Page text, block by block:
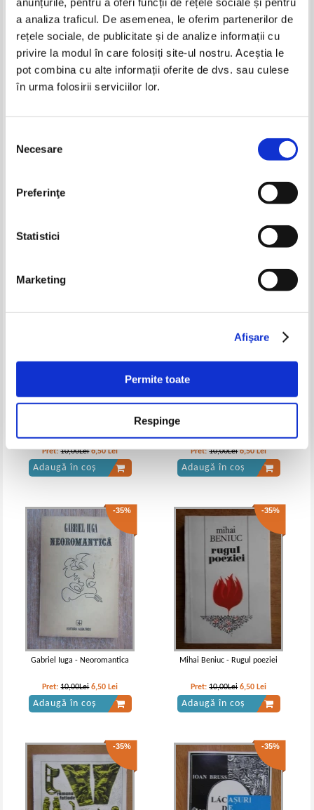
a analiza traficul. De asemenea, le oferim partenerilor de
rețele sociale, de publicitate și de analize informații cu
privire la modul în care folosiți site-ul nostru. Aceștia le
pot combina cu alte informații oferite de dvs. sau culese
în urma folosirii serviciilor lor.
consimțământului
Necesare
Preferinţe
Statistici
Marketing
Afişare
Permite toate
Respinge
Pret:
Lei
1930
Adaugă în coș
-35%
Poezii. Versuri originale. Talmaciri
Pret:
Adaugă în coș
St. O. Iosif - Poezii
10,00Lei
Adaugă în coș
St. O. Iosif - Poezii, 1893-1908
IN STOC
Pret:75,00Lei48,75
Adaugă în coș
-35% -35%
Produse din aceeasi categorie
-35%
Petre Got - Lumina amara
Adaugă în coș
-35%
Vasile Igna - Fum si ninsoare
Pret:10,00Lei 6,50 Lei
Adaugă în coș
-35%
Pret:10,00Lei 6,50 Lei
Adaugă în coș
-35%
Gabriel Iuga - Neoromantica
Pret:10,00Lei 6,50 Lei
Adaugă în coș
-35%
Mihai Beniuc - Rugul poeziei
Pret:10,00Lei 6,50 Lei
Adaugă în coș
-35% -35%